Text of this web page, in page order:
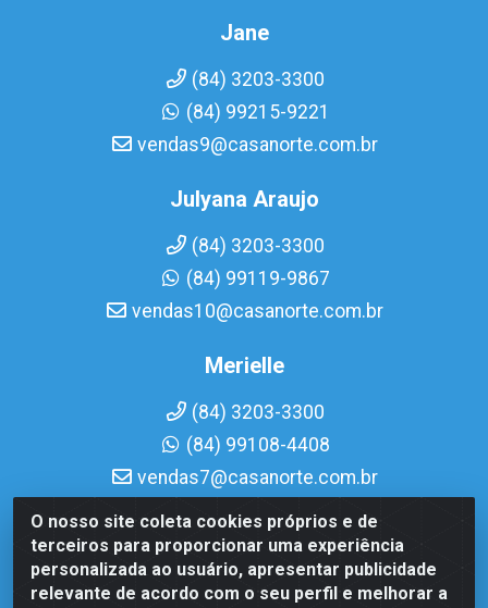
O nosso site coleta cookies próprios e de
terceiros para proporcionar uma experiência
personalizada ao usuário, apresentar publicidade
relevante de acordo com o seu perfil e melhorar a
Jane
(84) 3203-3300
(84) 99215-9221
vendas9@casanorte.com.br
Julyana Araujo
(84) 3203-3300
(84) 99119-9867
vendas10@casanorte.com.br
Merielle
(84) 3203-3300
(84) 99108-4408
vendas7@casanorte.com.br
Casa Norte LTDA - Av. Interventor Mário Câmara, 1815 -
Dix-Sept Rosado, Natal/RN - CEP 59054-600 - CNPJ
08.713.513/0001-51